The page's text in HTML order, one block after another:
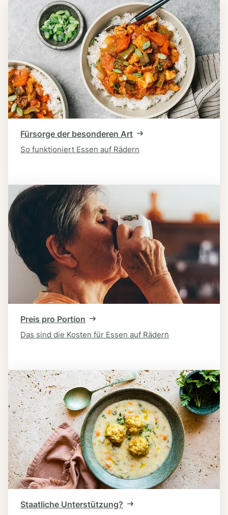
Fürsorge der besonderen Art
So funktioniert Essen auf Rädern
Preis pro Portion
Das sind die Kosten für Essen auf Rädern
Staatliche Unterstützung?